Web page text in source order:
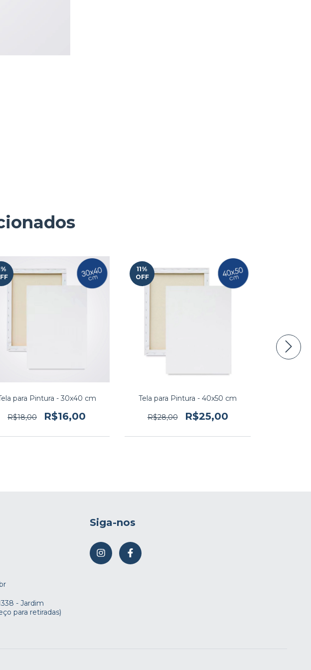
%
para Pintura - 30x40 cm
R$18,00 R$16,00
11%
OFF
Tela para Pintura - 40x50 cm
R$28,00 R$25,00
- Jardim
para retiradas)
Siga-nos